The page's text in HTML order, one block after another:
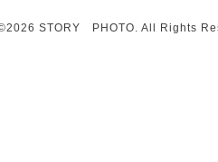
STORY PHOTO . All Rights